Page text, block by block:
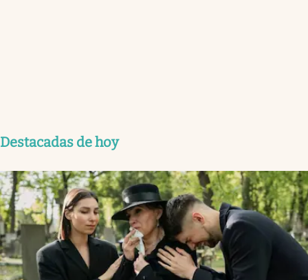
Destacadas de hoy